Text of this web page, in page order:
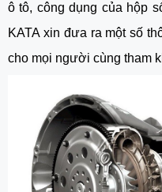
ô tô, công dụng của hộp
KATA xin đưa ra một số
cho mọi người cùng tham